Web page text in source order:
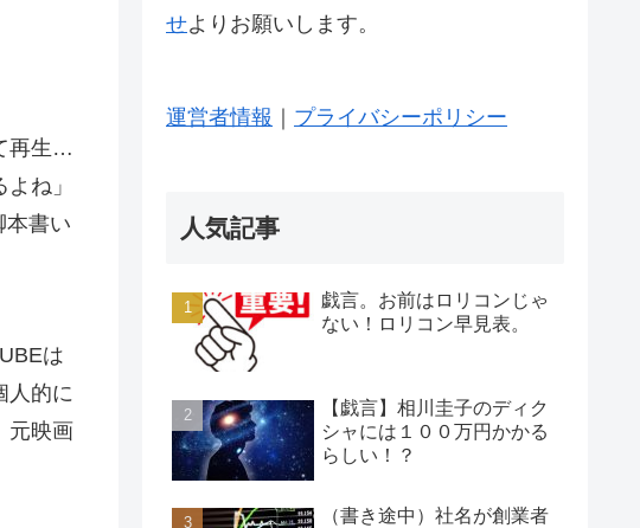
再生…
ね」
本書い
は
人的に
元映画
せよりお願いします。
運営者情報 プライバシーポリシー
人気記事
戯言。お前はロリコンじゃ
ない！ロリコン早見表。
【戯言】相川圭子のディク
シャには１００万円かかる
らしい！？
（書き途中）社名が創業者